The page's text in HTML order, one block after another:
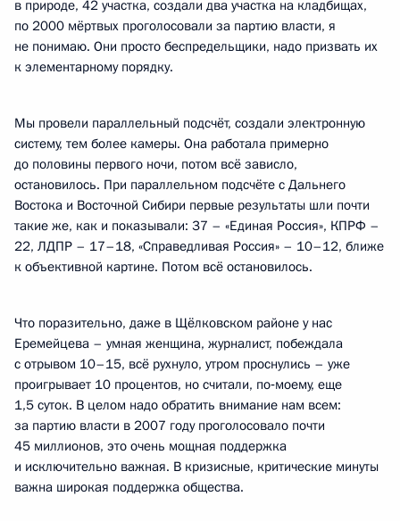
в природе, 42 участка, создали два участка на кладбищах,
по 2000 мёртвых проголосовали за партию власти, я
не понимаю. Они просто беспредельщики, надо призвать их
к элементарному порядку.
Мы провели параллельный подсчёт, создали электронную
систему, тем более камеры. Она работала примерно
до половины первого ночи, потом всё зависло,
остановилось. При параллельном подсчёте с Дальнего
Востока и Восточной Сибири первые результаты шли почти
такие же, как и показывали: 37 – «Единая Россия», КПРФ –
22, ЛДПР – 17–18, «Справедливая Россия» – 10–12, ближе
к объективной картине. Потом всё остановилось.
Что поразительно, даже в Щёлковском районе у нас
Еремейцева – умная женщина, журналист, побеждала
с отрывом 10–15, всё рухнуло, утром проснулись – уже
проигрывает 10 процентов, но считали, по‑моему, еще
1,5 суток. В целом надо обратить внимание нам всем:
за партию власти в 2007 году проголосовало почти
45 миллионов, это очень мощная поддержка
и исключительно важная. В кризисные, критические минуты
важна широкая поддержка общества.